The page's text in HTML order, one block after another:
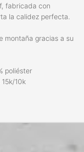
fabricada con
la calidez perfecta.
montaña gracias a su
poliéster
10k